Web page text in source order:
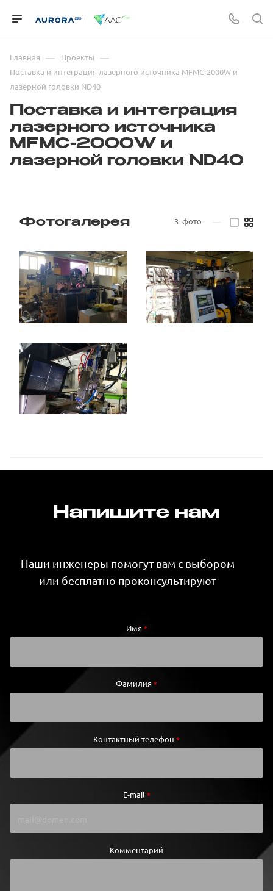
Главная — Проекты —
Поставка и интеграция лазерного источника MFMC-2000W и
лазерной головки ND40
Поставка и интеграция
лазерного источника
MFMC-2000W и
лазерной головки ND40
Фотогалерея 3 фото
Напишите нам
Наши инженеры помогут вам с выбором
или бесплатно проконсультируют
Имя *
Фамилия *
Контактный телефон *
E-mail *
Комментарий